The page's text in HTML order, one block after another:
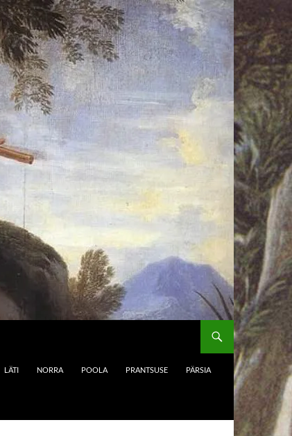
LÄTI NORRA POOLA PRANTSUSE PÄRSIA